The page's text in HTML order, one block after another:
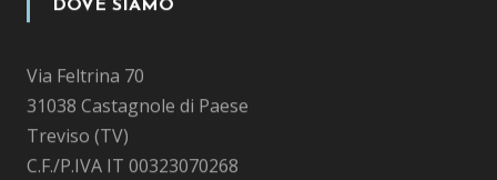
DOVE SIAMO
Via Feltrina 70
31038 Castagnole di Paese
Treviso (TV)
C.F./P.IVA IT 00323070268